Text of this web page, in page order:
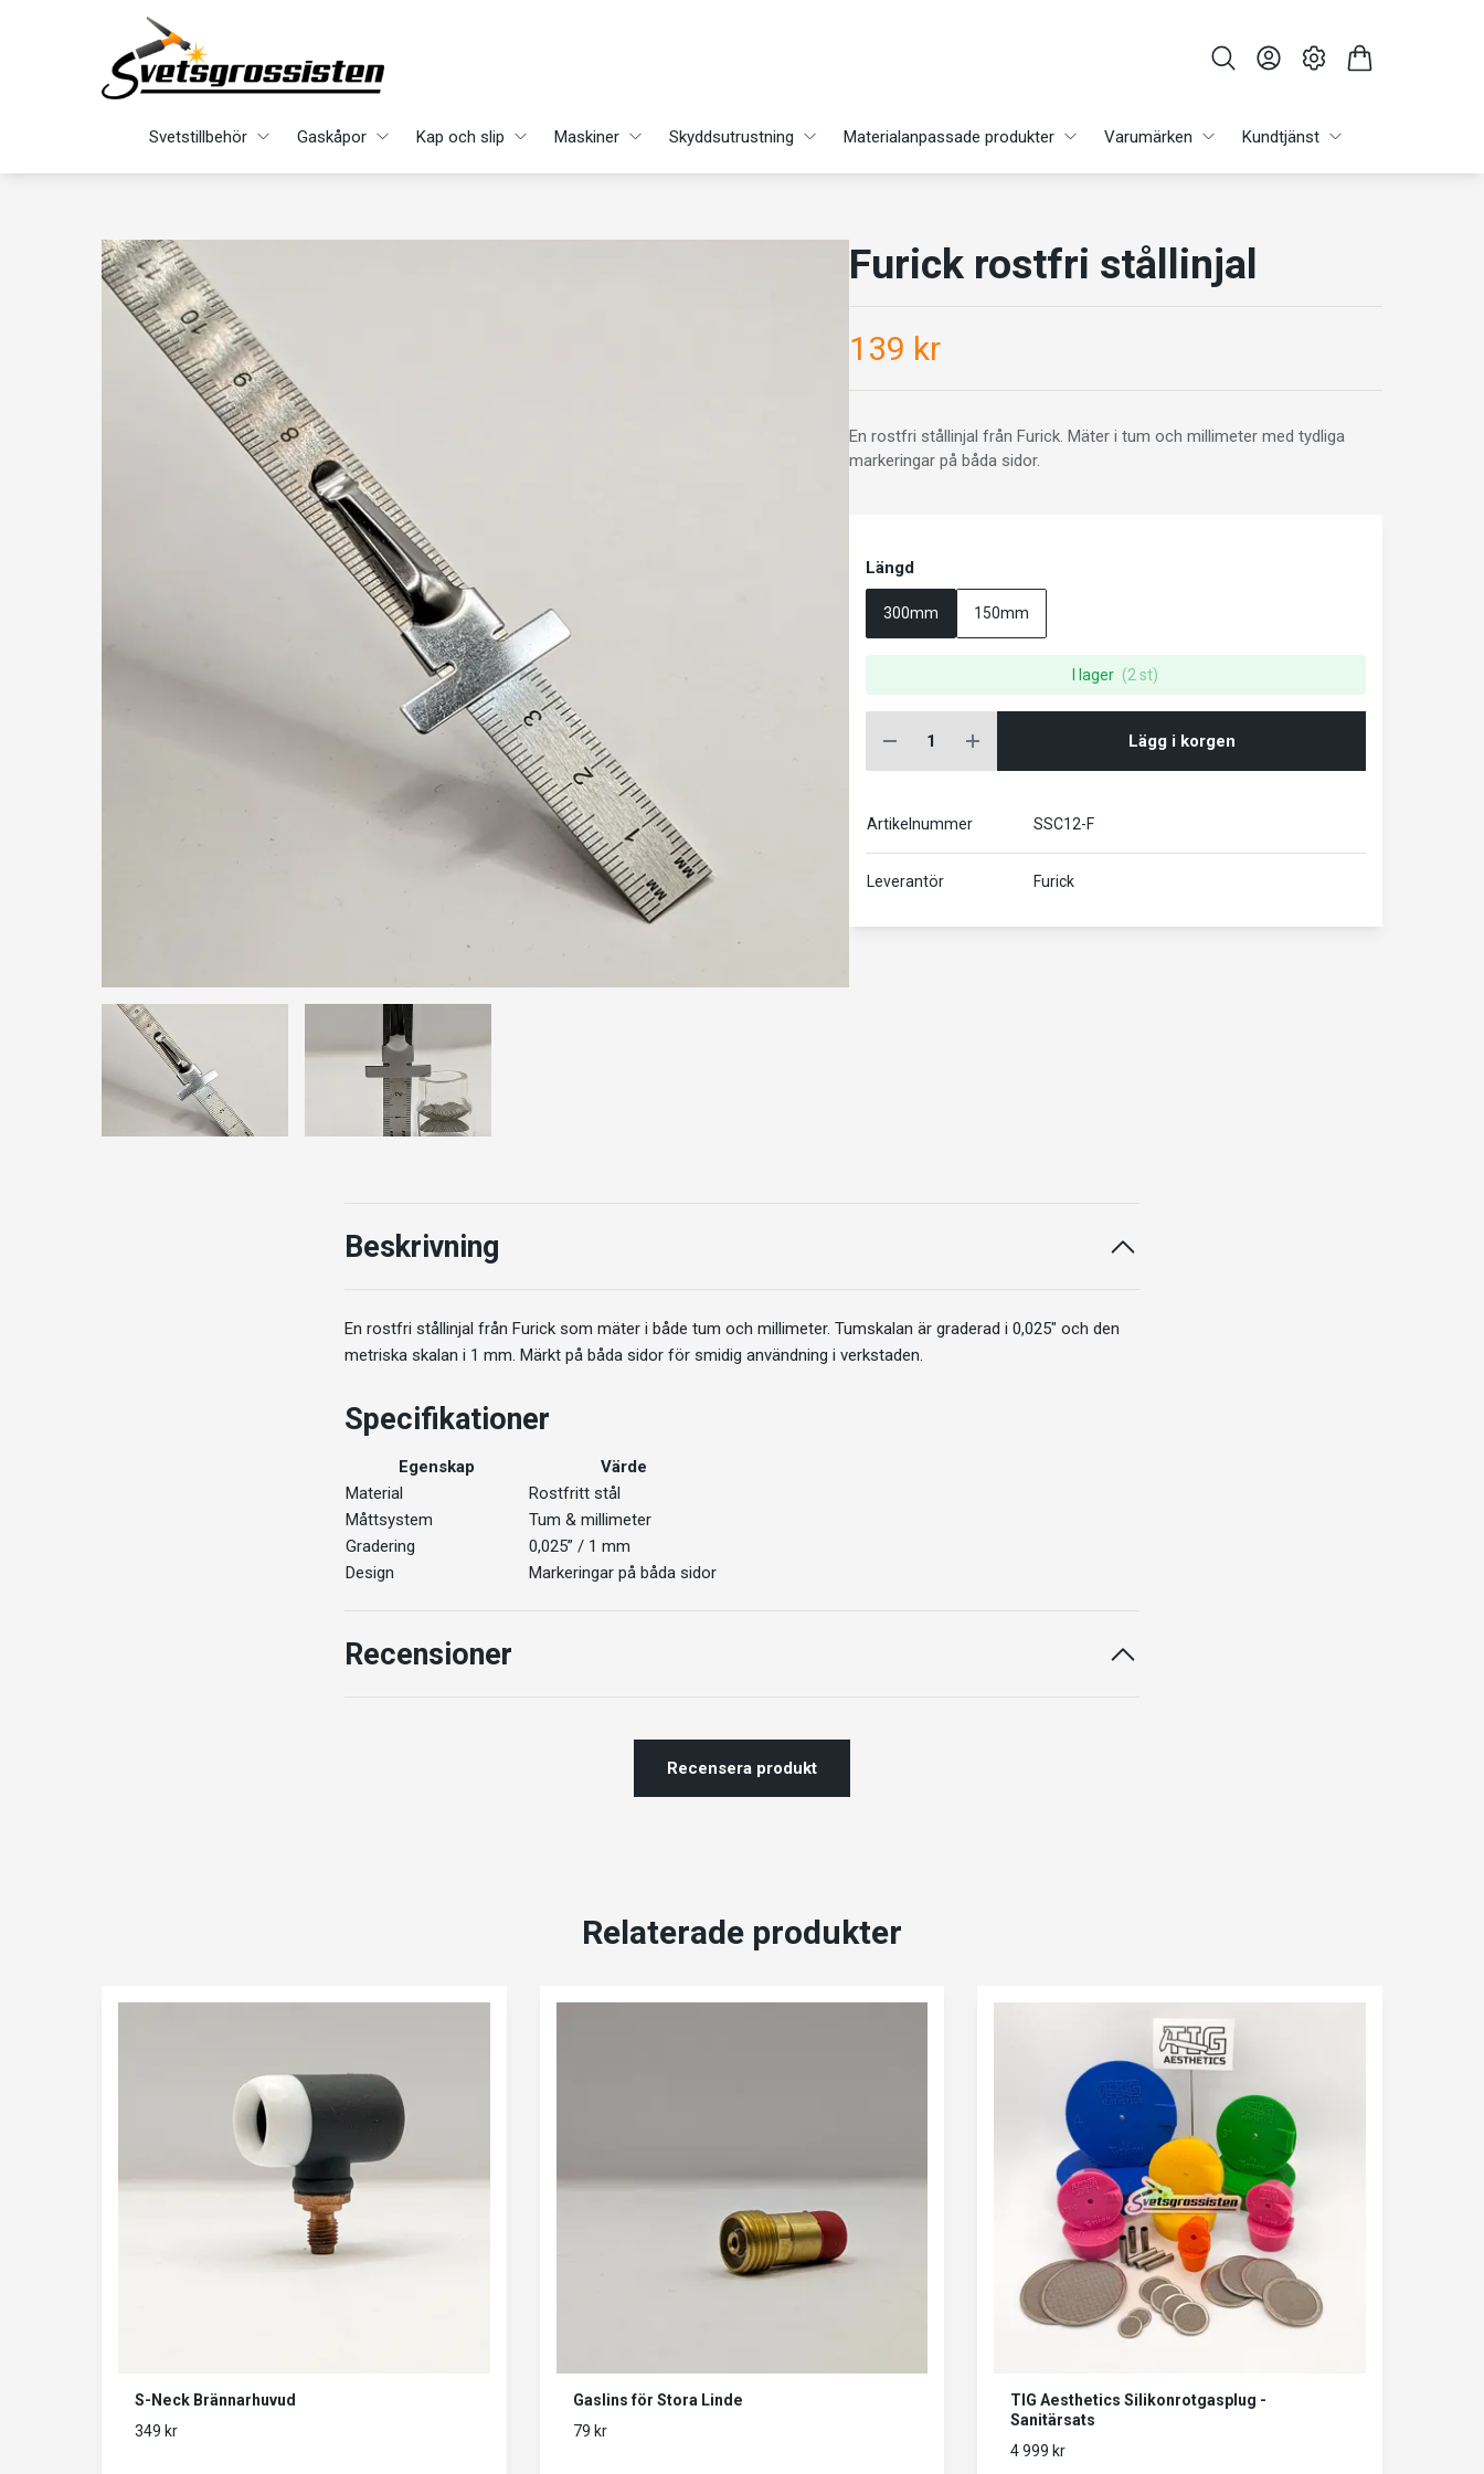
Svetstillbehör Gaskåpor Kap och slip Maskiner Skyddsutrustning Materialanpassade produkter Varumärken Kundtjänst
Furick rostfri stållinjal
139 kr
En rostfri stållinjal från Furick. Mäter i tum och millimeter med tydliga
markeringar på båda sidor.
Längd
300mm 150mm
I lager (2 st)
Lägg i korgen
Artikelnummer SSC12-F
Leverantör Furick
Beskrivning
En rostfri stållinjal från Furick som mäter i både tum och millimeter. Tumskalan är graderad i 0,025" och den
metriska skalan i 1 mm. Märkt på båda sidor för smidig användning i verkstaden.
Specifikationer
Egenskap
Värde
Material
Rostfritt stål
Måttsystem
Tum & millimeter
Gradering
0,025” / 1 mm
Design
Markeringar på båda sidor
Recensioner
Recensera produkt
Relaterade produkter
S-Neck Brännarhuvud
349 kr
Gaslins för Stora Linde
79 kr
TIG Aesthetics Silikonrotgasplug -
Sanitärsats
4 999 kr